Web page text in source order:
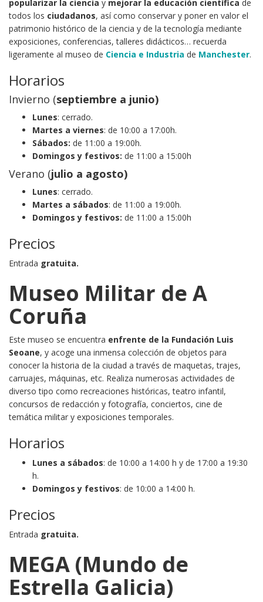
popularizar la ciencia y mejorar la educación científica de
todos los ciudadanos, así como conservar y poner en valor el
patrimonio histórico de la ciencia y de la tecnología mediante
exposiciones, conferencias, talleres didácticos… recuerda
ligeramente al museo de Ciencia e Industria de Manchester.
Horarios
Invierno (septiembre a junio)
Lunes: cerrado.
Martes a viernes: de 10:00 a 17:00h.
Sábados: de 11:00 a 19:00h.
Domingos y festivos: de 11:00 a 15:00h
Verano (julio a agosto)
Lunes: cerrado.
Martes a sábados: de 11:00 a 19:00h.
Domingos y festivos: de 11:00 a 15:00h
Precios
Entrada gratuita.
Museo Militar de A
Coruña
Este museo se encuentra enfrente de la Fundación Luis
Seoane, y acoge una inmensa colección de objetos para
conocer la historia de la ciudad a través de maquetas, trajes,
carruajes, máquinas, etc. Realiza numerosas actividades de
diverso tipo como recreaciones históricas, teatro infantil,
concursos de redacción y fotografía, conciertos, cine de
temática militar y exposiciones temporales.
Horarios
Lunes a sábados: de 10:00 a 14:00 h y de 17:00 a 19:30
h.
Domingos y festivos: de 10:00 a 14:00 h.
Precios
Entrada gratuita.
MEGA (Mundo de
Estrella Galicia)